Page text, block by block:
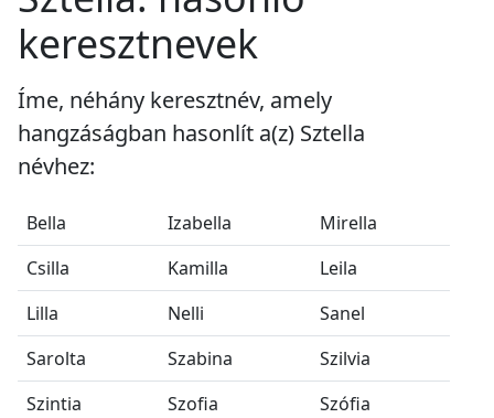
keresztnevek
Íme, néhány keresztnév, amely
hangzáságban hasonlít a(z) Sztella
névhez:
Bella Izabella
Mirella
Csilla
Kamilla
Leila
Lilla
Nelli
Sanel
Sarolta
Szabina
Szilvia
Szintia
Szofia Szófia